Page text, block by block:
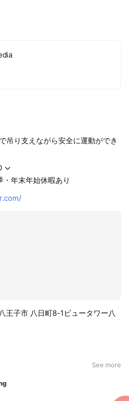
吊り支えながら安全に運動ができ
年末年始休暇あり
王子市 八日町8-1ビュータワー八
See more